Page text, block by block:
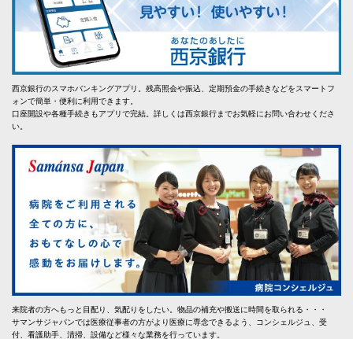
西京銀行のスマホバンキングアプリ。残高照会や振込、定期預金の手続きなどをスマートフ
ォンで簡単・便利に利用できます。
口座開設や各種手続きもアプリで完結。詳しくは西京銀行までお気軽にお問い合わせくださ
い。
来院者の方へもっと目配り、気配りをしたい。物品の補充や搬送に時間を取られる・・・
サマンサジャパンでは医療従事者の方がより医療に専念できるよう、コンシェルジュ、受
付、看護助手、清掃、設備など様々な業務を行っています。